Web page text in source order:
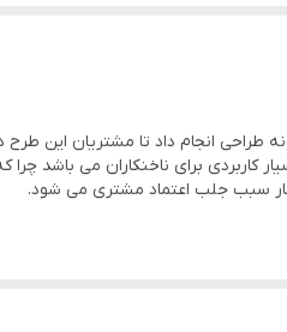
انجام داد تا مشتریان این طرح
مشتری پیاده کند. پالت طراحی سوئیچی 50 عددی یک وسیله بسیار
سبب جلب اعتماد مشتری می شود.